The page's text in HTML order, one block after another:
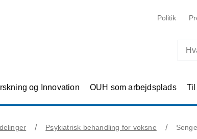
Politik
og Innovation OUH som arbejdsplads
Psykiatrisk behandling for voksne